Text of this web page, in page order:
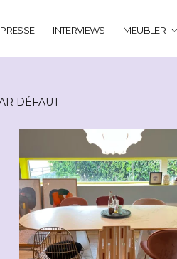
PRESSE INTERVIEWS MEUBLER